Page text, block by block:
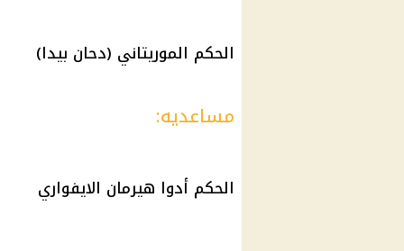
الحكم الموريتاني (دحان بيدا)
مساعديه:
الحكم أدوا هيرمان الايفواري